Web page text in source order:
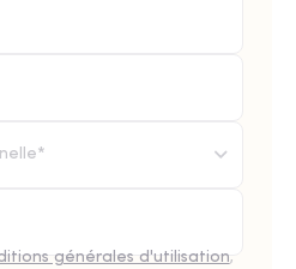
générales d'utilisation,